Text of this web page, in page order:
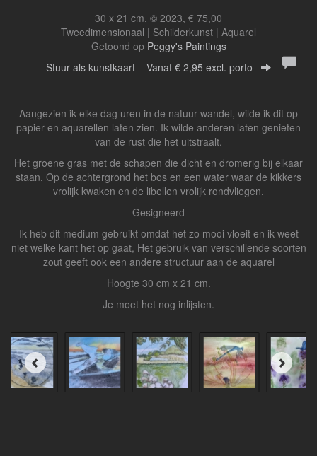
30 x 21 cm, © 2023, € 75,00
Tweedimensionaal | Schilderkunst | Aquarel
Getoond op Peggy's Paintings
Stuur als kunstkaart Vanaf € 2,95 excl. porto
Aangezien ik elke dag uren in de natuur wandel, wilde ik dit op
papier en aquarellen laten zien. Ik wilde anderen laten genieten
van de rust die het uitstraalt.
Het groene gras met de schapen die dicht en dromerig bij elkaar
staan. Op de achtergrond het bos en een water waar de kikkers
vrolijk kwaken en de libellen vrolijk rondvliegen.
Gesigneerd
Ik heb dit medium gebruikt omdat het zo mooi vloeit en ik weet
niet welke kant het op gaat, Het gebruik van verschillende soorten
zout geeft ook een andere structuur aan de aquarel
Hoogte 30 cm x 21 cm.
Je moet het nog inlijsten.